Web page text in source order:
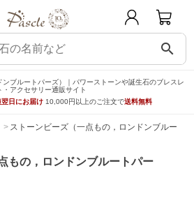
search
ブルートパーズ）｜パワーストーンや誕生石のブレスレ
・アクセサリー通販サイト
翌日にお届け 10,000円以上のご注文で送料無料
ストーンビーズ（一点もの，ロンドンブルート
もの，ロンドンブルートパー